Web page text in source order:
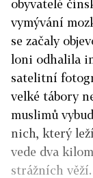
obyvatelé
vymývání
se začaly
loni odhalila
satelitní
velké tábory
muslimů
nich, který
vede dva
strážních